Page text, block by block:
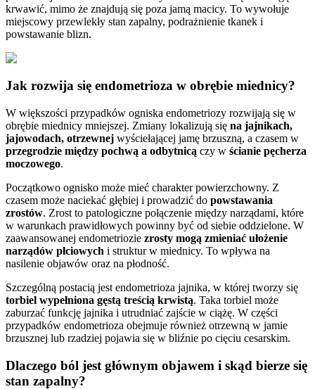
krwawić, mimo że znajdują się poza jamą macicy. To wywołuje
miejscowy przewlekły stan zapalny, podrażnienie tkanek i
powstawanie blizn.
Jak rozwija się endometrioza w obrębie miednicy?
W większości przypadków ogniska endometriozy rozwijają się w
obrębie miednicy mniejszej. Zmiany lokalizują się na jajnikach,
jajowodach, otrzewnej wyściełającej jamę brzuszną, a czasem w
przegrodzie między pochwą a odbytnicą czy w ścianie pęcherza
moczowego.
Początkowo ognisko może mieć charakter powierzchowny. Z
czasem może naciekać głębiej i prowadzić do powstawania
zrostów. Zrost to patologiczne połączenie między narządami, które
w warunkach prawidłowych powinny być od siebie oddzielone. W
zaawansowanej endometriozie zrosty mogą zmieniać ułożenie
narządów płciowych i struktur w miednicy. To wpływa na
nasilenie objawów oraz na płodność.
Szczególną postacią jest endometrioza jajnika, w której tworzy się
torbiel wypełniona gęstą treścią krwistą. Taka torbiel może
zaburzać funkcję jajnika i utrudniać zajście w ciążę. W części
przypadków endometrioza obejmuje również otrzewną w jamie
brzusznej lub rzadziej pojawia się w bliźnie po cięciu cesarskim.
Dlaczego ból jest głównym objawem i skąd bierze się
stan zapalny?